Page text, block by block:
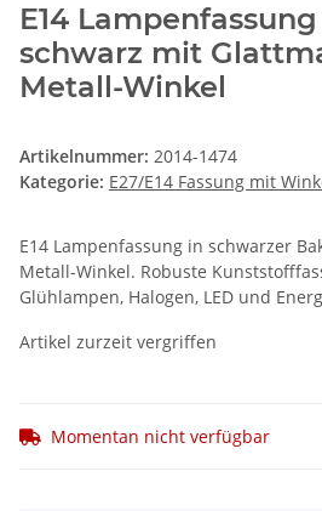
E14
schwarz mit
Metall-Winkel
Artikelnummer: 2014-1474
Kategorie: E27/E14 Fassung mit
E14 Lampenfassung in schwarzer
Metall-Winkel. Robuste
Glühlampen, Halogen, LED und
Artikel zurzeit vergriffen
Momentan nicht verfügbar